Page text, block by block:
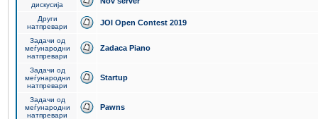
дискусија
Други
натпревари
JOI Open Contest 2019
Задачи од
меѓународни
натпревари
Zadaca Piano
Задачи од
меѓународни
натпревари
Startup
Задачи од
меѓународни
натпревари
Pawns